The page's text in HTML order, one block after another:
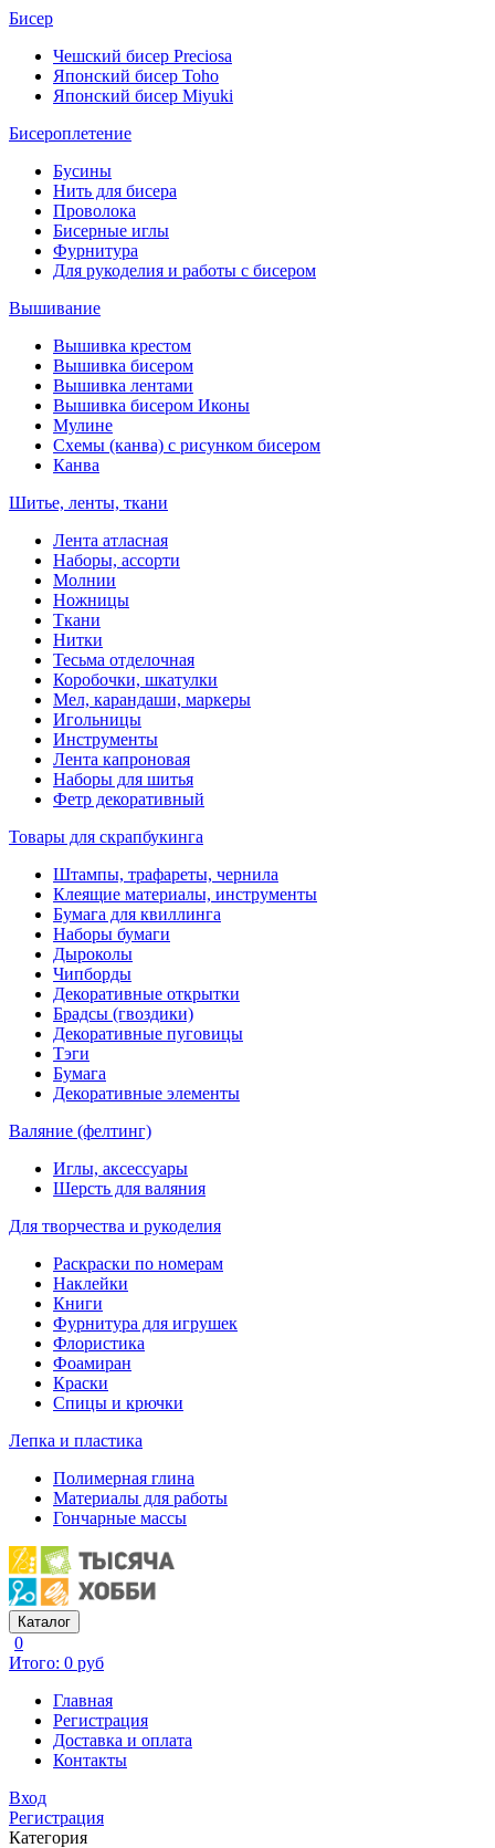
Бисер
Чешский бисер Preciosa
Японский бисер Toho
Японский бисер Miyuki
Бисероплетение
Бусины
Нить для бисера
Проволока
Бисерные иглы
Фурнитура
Для рукоделия и работы с бисером
Вышивание
Вышивка крестом
Вышивка бисером
Вышивка лентами
Вышивка бисером Иконы
Мулине
Схемы (канва) с рисунком бисером
Канва
Шитье, ленты, ткани
Лента атласная
Наборы, ассорти
Молнии
Ножницы
Ткани
Нитки
Тесьма отделочная
Коробочки, шкатулки
Мел, карандаши, маркеры
Игольницы
Инструменты
Лента капроновая
Наборы для шитья
Фетр декоративный
Товары для скрапбукинга
Штампы, трафареты, чернила
Клеящие материалы, инструменты
Бумага для квиллинга
Наборы бумаги
Дыроколы
Чипборды
Декоративные открытки
Брадсы (гвоздики)
Декоративные пуговицы
Тэги
Бумага
Декоративные элементы
Валяние (фелтинг)
Иглы, аксессуары
Шерсть для валяния
Для творчества и рукоделия
Раскраски по номерам
Наклейки
Книги
Фурнитура для игрушек
Флористика
Фоамиран
Краски
Спицы и крючки
Лепка и пластика
Полимерная глина
Материалы для работы
Гончарные массы
Каталог
0
Итого: 0 руб
Главная
Регистрация
Доставка и оплата
Контакты
Вход
Регистрация
Категория